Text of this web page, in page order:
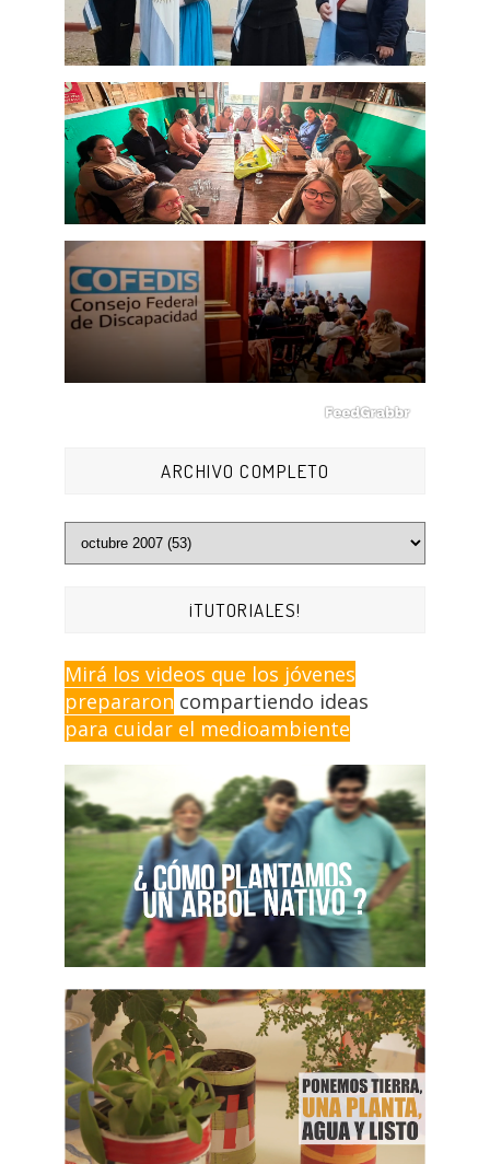
ARCHIVO COMPLETO
¡TUTORIALES!
Mirá los videos que los jóvenes
prepararon compartiendo ideas
para cuidar el medioambiente